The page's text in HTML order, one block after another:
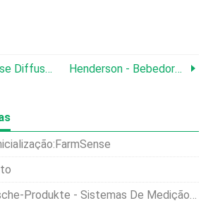
Filme Greenhouse Diffused Henderson - Bebedores Optiflo Bite
Produkte - Sistemas De Medição De Frutas